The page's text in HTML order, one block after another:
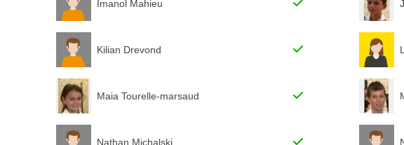
Imanol Mahieu
Kilian Drevond
Maia Tourelle-marsaud
Nathan Michalski